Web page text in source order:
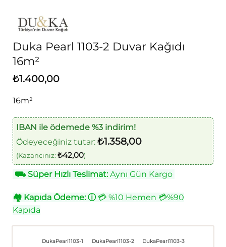
Duka Pearl 1103-2 Duvar Kağıdı
16m²
₺1.400,00
16m²
IBAN ile ödemede %3 indirim!
Ödeyeceğiniz tutar: ₺1.358,00
(Kazancınız: ₺42,00)
⛟Süper Hızlı Teslimat:Aynı Gün Kargo
🏘 Kapıda Ödeme: ⓘ💳 %10 Hemen 💳%90
Kapıda
DukaPearl1103-1 DukaPearl1103-2 DukaPearl1103-3